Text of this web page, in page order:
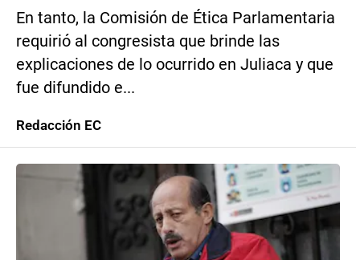
En tanto, la Comisión de Ética Parlamentaria
requirió al congresista que brinde las
explicaciones de lo ocurrido en Juliaca y que
fue difundido e...
Redacción EC